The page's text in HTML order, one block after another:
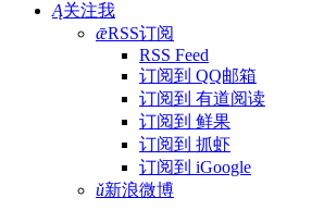
Ą关注我
ǣRSS订阅
RSS Feed
订阅到 QQ邮箱
订阅到 有道阅读
订阅到 鲜果
订阅到 抓虾
订阅到 iGoogle
ǔ新浪微博